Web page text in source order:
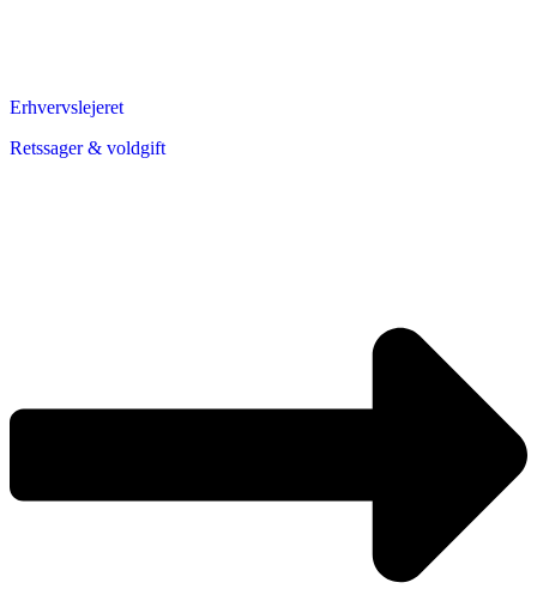
Erhvervslejeret
Retssager & voldgift